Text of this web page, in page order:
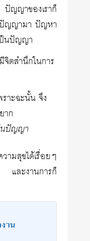
ญญาของเราก็
ญญามา ปัญหา
นปัญญา
ตสำนึกในการ
ราะฉะนั้น จึง
าก
นปัญญา
สุขได้เรื่อยๆ
ะงานการก็
าน